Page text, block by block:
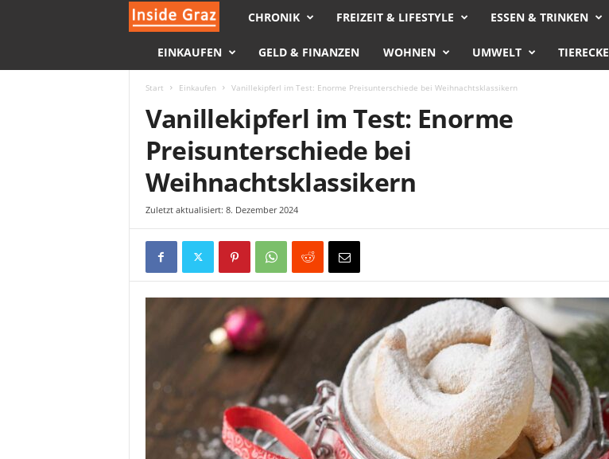
s
i
d
e
G
r
a
z
CHRONIK FREIZEIT & LIFESTYLE ESSEN & TRINKEN
EINKAUFEN GELD & FINANZEN WOHNEN UMWELT TIERECKE
Start Einkaufen Vanillekipferl im Test: Enorme Preisunterschiede bei Weihnachtsklassikern
Vanillekipferl im Test: Enorme
Preisunterschiede bei
Weihnachtsklassikern
Zuletzt aktualisiert: 8. Dezember 2024